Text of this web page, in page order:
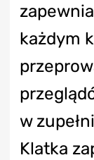
każdym
w
Klatka